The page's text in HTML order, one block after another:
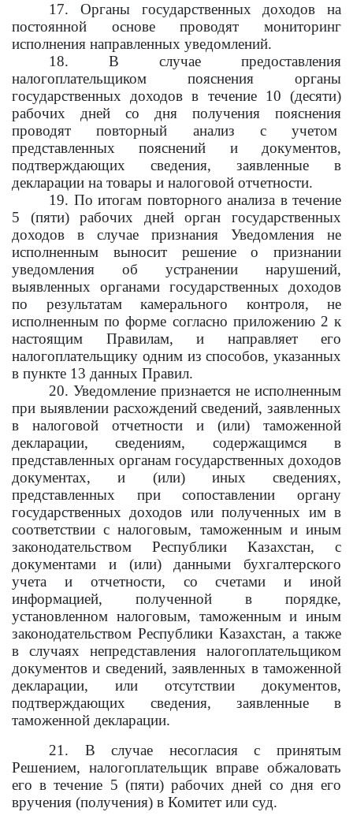
17. Органы государственных доходов на
постоянной основе проводят мониторинг
исполнения направленных уведомлений.
18. В случае предоставления
налогоплательщиком пояснения органы
государственных доходов в течение 10 (десяти)
рабочих дней со дня получения пояснения
проводят повторный анализ с учетом
представленных пояснений и документов,
подтверждающих сведения, заявленные в
декларации на товары и налоговой отчетности.
19. По итогам повторного анализа в течение
5 (пяти) рабочих дней орган государственных
доходов в случае признания Уведомления не
исполненным выносит решение о признании
уведомления об устранении нарушений,
выявленных органами государственных доходов
по результатам камерального контроля, не
исполненным по форме согласно приложению 2 к
настоящим Правилам, и направляет его
налогоплательщику одним из способов, указанных
в пункте 13 данных Правил.
20. Уведомление признается не исполненным
при выявлении расхождений сведений, заявленных
в налоговой отчетности и (или) таможенной
декларации, сведениям, содержащимся в
представленных органам государственных доходов
документах, и (или) иных сведениях,
представленных при сопоставлении органу
государственных доходов или полученных им в
соответствии с налоговым, таможенным и иным
законодательством Республики Казахстан, с
документами и (или) данными бухгалтерского
учета и отчетности, со счетами и иной
информацией, полученной в порядке,
установленном налоговым, таможенным и иным
законодательством Республики Казахстан, а также
в случаях непредставления налогоплательщиком
документов и сведений, заявленных в таможенной
декларации, или отсутствии документов,
подтверждающих сведения, заявленные в
таможенной декларации.
21. В случае несогласия с принятым
Решением, налогоплательщик вправе обжаловать
его в течение 5 (пяти) рабочих дней со дня его
вручения (получения) в Комитет или суд.